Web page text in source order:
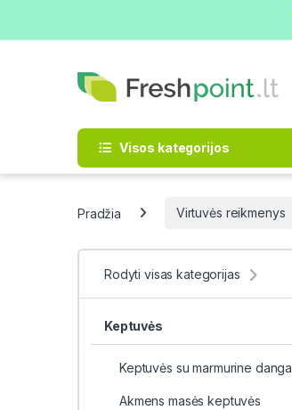
Visos kategorijos
Pradžia Virtuvės reikmenys
Rodyti visas kategorijas
Keptuvės
Keptuvės su marmurine danga
Akmens masės keptuvės